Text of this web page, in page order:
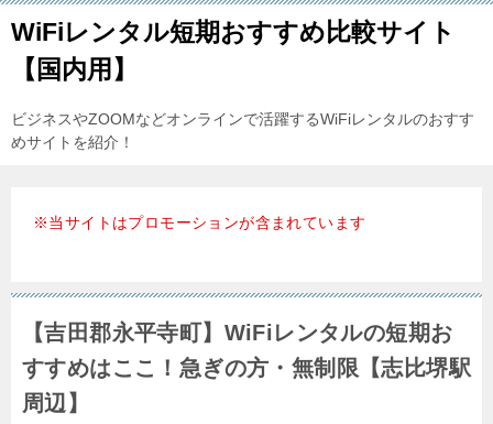
WiFiレンタル短期おすすめ比較サイト
【国内用】
ビジネスやZOOMなどオンラインで活躍するWiFiレンタルのおすす
めサイトを紹介！
※当サイトはプロモーションが含まれています
【吉田郡永平寺町】WiFiレンタルの短期お
すすめはここ！急ぎの方・無制限【志比堺駅
周辺】